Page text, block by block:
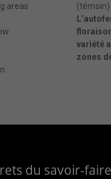
areas
(témoin)
variété
zones
du savoir-